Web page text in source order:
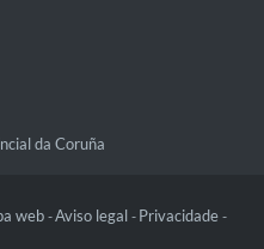
da Coruña
web -Aviso legal - Privacidade -